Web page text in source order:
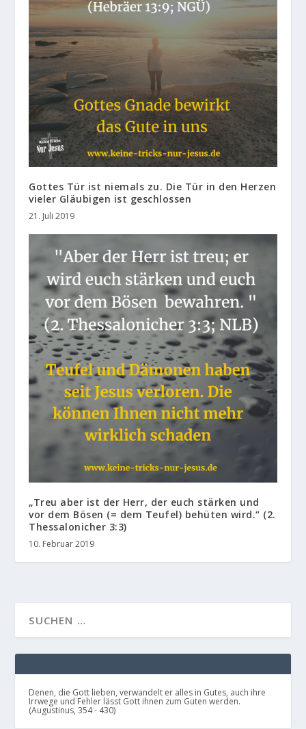
Gottes Tür ist niemals zu. Die Tür in den Herzen
vieler Gläubigen ist geschlossen
21. Juli 2019
„Treu aber ist der Herr, der euch stärken und
vor dem Bösen (= dem Teufel) behüten wird.“ (2.
Thessalonicher 3:3)
10. Februar 2019
Denen, die Gott lieben, verwandelt er alles in Gutes, auch ihre
Irrwege und Fehler lässt Gott ihnen zum Guten werden.
(Augustinus, 354 - 430)